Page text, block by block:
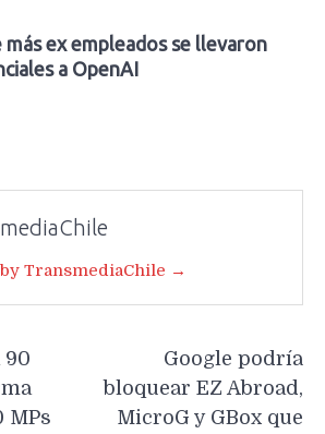
más ex empleados se llevaron
a OpenAI
TransmediaChile →
90
MPs
Google podría
bloquear EZ Abroad,
MicroG y GBox que